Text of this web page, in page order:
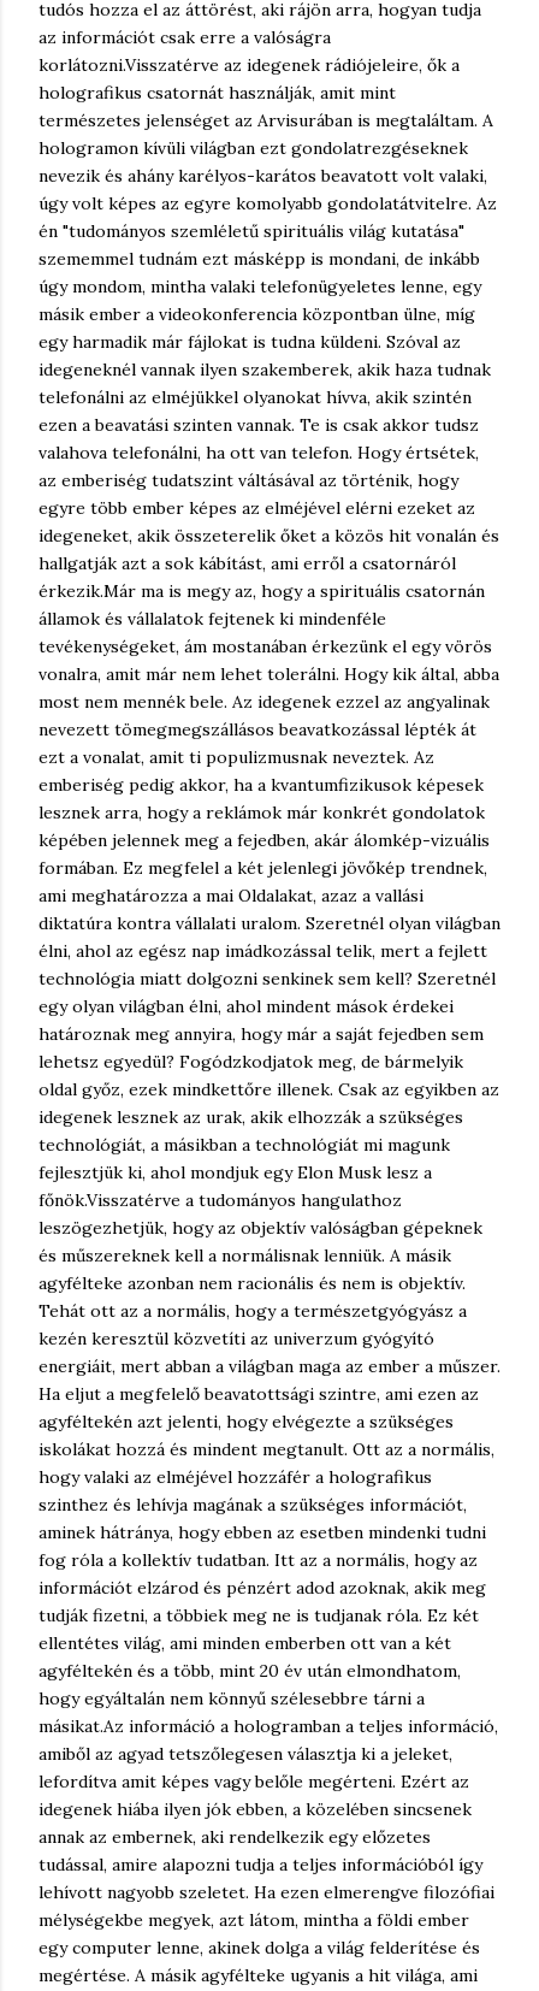
tudós hozza el az áttörést, aki rájön arra, hogyan tudja
az információt csak erre a valóságra
korlátozni.Visszatérve az idegenek rádiójeleire, ők a
holografikus csatornát használják, amit mint
természetes jelenséget az Arvisurában is megtaláltam. A
hologramon kívüli világban ezt gondolatrezgéseknek
nevezik és ahány karélyos-karátos beavatott volt valaki,
úgy volt képes az egyre komolyabb gondolatátvitelre. Az
én "tudományos szemléletű spirituális világ kutatása"
szememmel tudnám ezt másképp is mondani, de inkább
úgy mondom, mintha valaki telefonügyeletes lenne, egy
másik ember a videokonferencia központban ülne, míg
egy harmadik már fájlokat is tudna küldeni. Szóval az
idegeneknél vannak ilyen szakemberek, akik haza tudnak
telefonálni az elméjükkel olyanokat hívva, akik szintén
ezen a beavatási szinten vannak. Te is csak akkor tudsz
valahova telefonálni, ha ott van telefon. Hogy értsétek,
az emberiség tudatszint váltásával az történik, hogy
egyre több ember képes az elméjével elérni ezeket az
idegeneket, akik összeterelik őket a közös hit vonalán és
hallgatják azt a sok kábítást, ami erről a csatornáról
érkezik.Már ma is megy az, hogy a spirituális csatornán
államok és vállalatok fejtenek ki mindenféle
tevékenységeket, ám mostanában érkezünk el egy vörös
vonalra, amit már nem lehet tolerálni. Hogy kik által, abba
most nem mennék bele. Az idegenek ezzel az angyalinak
nevezett tömegmegszállásos beavatkozással lépték át
ezt a vonalat, amit ti populizmusnak neveztek. Az
emberiség pedig akkor, ha a kvantumfizikusok képesek
lesznek arra, hogy a reklámok már konkrét gondolatok
képében jelennek meg a fejedben, akár álomkép-vizuális
formában. Ez megfelel a két jelenlegi jövőkép trendnek,
ami meghatározza a mai Oldalakat, azaz a vallási
diktatúra kontra vállalati uralom. Szeretnél olyan világban
élni, ahol az egész nap imádkozással telik, mert a fejlett
technológia miatt dolgozni senkinek sem kell? Szeretnél
egy olyan világban élni, ahol mindent mások érdekei
határoznak meg annyira, hogy már a saját fejedben sem
lehetsz egyedül? Fogódzkodjatok meg, de bármelyik
oldal győz, ezek mindkettőre illenek. Csak az egyikben az
idegenek lesznek az urak, akik elhozzák a szükséges
technológiát, a másikban a technológiát mi magunk
fejlesztjük ki, ahol mondjuk egy Elon Musk lesz a
főnök.Visszatérve a tudományos hangulathoz
leszögezhetjük, hogy az objektív valóságban gépeknek
és műszereknek kell a normálisnak lenniük. A másik
agyfélteke azonban nem racionális és nem is objektív.
Tehát ott az a normális, hogy a természetgyógyász a
kezén keresztül közvetíti az univerzum gyógyító
energiáit, mert abban a világban maga az ember a műszer.
Ha eljut a megfelelő beavatottsági szintre, ami ezen az
agyféltekén azt jelenti, hogy elvégezte a szükséges
iskolákat hozzá és mindent megtanult. Ott az a normális,
hogy valaki az elméjével hozzáfér a holografikus
szinthez és lehívja magának a szükséges információt,
aminek hátránya, hogy ebben az esetben mindenki tudni
fog róla a kollektív tudatban. Itt az a normális, hogy az
információt elzárod és pénzért adod azoknak, akik meg
tudják fizetni, a többiek meg ne is tudjanak róla. Ez két
ellentétes világ, ami minden emberben ott van a két
agyféltekén és a több, mint 20 év után elmondhatom,
hogy egyáltalán nem könnyű szélesebbre tárni a
másikat.Az információ a hologramban a teljes információ,
amiből az agyad tetszőlegesen választja ki a jeleket,
lefordítva amit képes vagy belőle megérteni. Ezért az
idegenek hiába ilyen jók ebben, a közelében sincsenek
annak az embernek, aki rendelkezik egy előzetes
tudással, amire alapozni tudja a teljes információból így
lehívott nagyobb szeletet. Ha ezen elmerengve filozófiai
mélységekbe megyek, azt látom, mintha a földi ember
egy computer lenne, akinek dolga a világ felderítése és
megértése. A másik agyfélteke ugyanis a hit világa, ami